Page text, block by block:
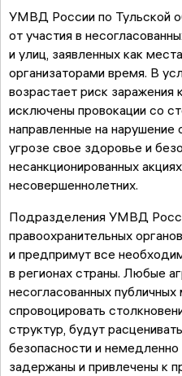
УМВД России по Тульской
от участия в
и улиц, заявленных как
организаторами время. В
возрастает риск заражения
исключены провокации со
направленные на
угрозе свое здоровье и
несанкционированных
несовершеннолетних.
Подразделения УМВД
правоохранительных
и предпримут все
в регионах страны. Любые
несогласованных
спровоцировать
структур, будут
безопасности и
задержаны и привлечены к